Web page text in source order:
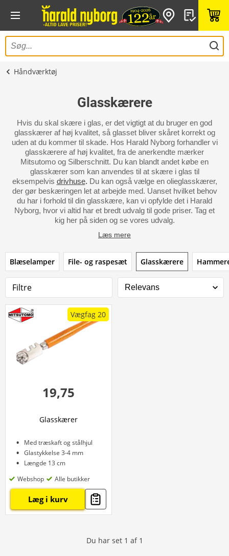
Håndværktøj
Glasskærere
Hvis du skal skære i glas, er det vigtigt at du bruger en god
glasskærer af høj kvalitet, så glasset bliver skåret korrekt og
uden at du kommer til skade. Hos Harald Nyborg forhandler vi
glasskærere af høj kvalitet, fra de anerkendte mærker
Mitsutomo og Silberschnitt. Du kan blandt andet købe en
glasskærer som kan anvendes til at skære i glas til
eksempelvis drivhuse. Du kan også vælge en olieglasskærer,
der gør beskæringen let at arbejde med. Uanset hvilket behov
du har i forhold til din glasskære, kan vi opfylde det i Harald
Nyborg, hvor vi altid har et bredt udvalg til gode priser. Tag et
kig her på siden og se vores udvalg.
Læs mere
Blæselamper File- og raspesæt Glasskærere
Filtre
Vægfag 20
19,75
Glasskærer
Med træskaft og stålhjul
Glastykkelse 3-4 mm
Længde 13 cm
Webshop
Alle butikker
Læg i kurv
Du har set 1 af 1